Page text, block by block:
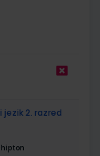
jezik 2. razred